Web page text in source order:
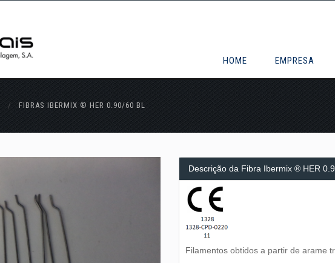
HOME EMPRESA
/ FIBRAS IBERMIX ® HER 0.90/60 BL
Descrição da Fibra Ibermix ® HER
Filamentos obtidos a partir de arame